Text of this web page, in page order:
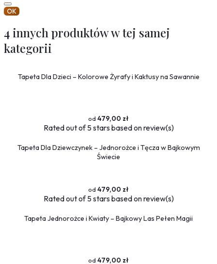
OK
4 innych produktów w tej samej
kategorii
Tapeta Dla Dzieci – Kolorowe Żyrafy i Kaktusy na Sawannie
479,00 zł
Ratedout of 5 stars based onreview(s)
Tapeta Dla Dziewczynek – Jednorożce i Tęcza w Bajkowym
Świecie
479,00 zł
Ratedout of 5 stars based onreview(s)
Tapeta Jednorożce i Kwiaty – Bajkowy Las Pełen Magii
479,00 zł